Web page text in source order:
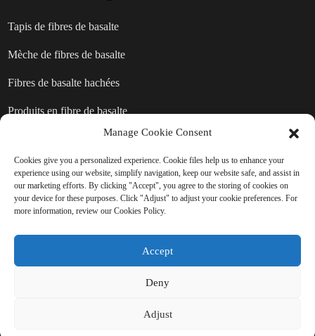
Tapis de fibres de basalte
Mèche de fibres de basalte
Fibres de basalte hachées
Produits en fibre de basalte
ENVOYER UNE DEMANDE :
PRÊT À EN SAVOIR PLUS
Cliquez ici pour toute demande de renseignements
Manage Cookie Consent
Cookies give you a personalized experience. Cookie files help us to enhance your
experience using our website, simplify navigation, keep our website safe, and assist in
our marketing efforts. By clicking "Accept", you agree to the storing of cookies on
your device for these purposes. Click "Adjust" to adjust your cookie preferences. For
more information, review our Cookies Policy.
Accept
Deny
Adjust